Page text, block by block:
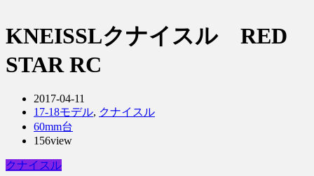
KNEISSLクナイスル RED
STAR RC
2017-04-11
17-18モデル, クナイスル
60mm台
156view
クナイスル